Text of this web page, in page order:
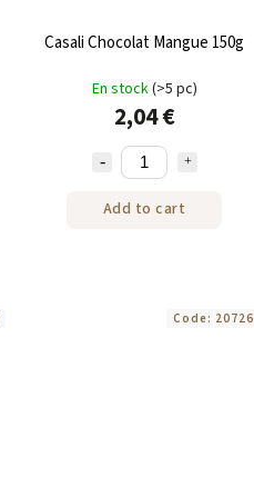
Casali Chocolat Mangue 150g
En stock(>5 pc)
2,04 €
Add to cart
Code: 20726